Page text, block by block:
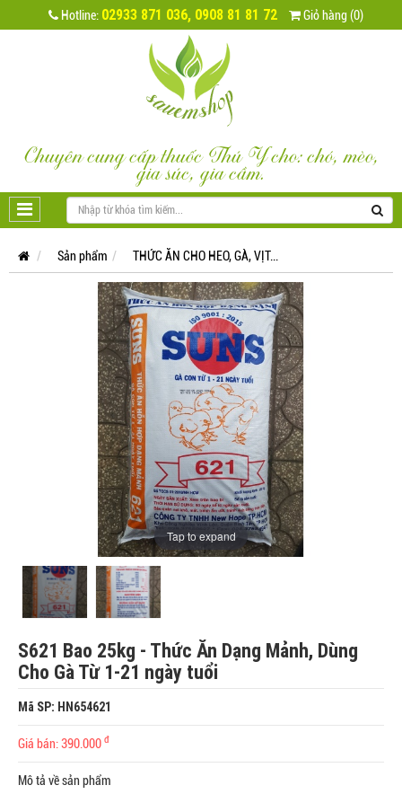
Hotline: 02933 871 036, 0908 81 81 72 Giỏ hàng (0)
Chuyên cung cấp thuốc Thú Y cho: chó, mèo,
gia súc, gia cầm.
Sản phẩm THỨC ĂN CHO HEO, GÀ, VỊT...
Tap to expand
S621 Bao 25kg - Thức Ăn Dạng Mảnh, Dùng
Cho Gà Từ 1-21 ngày tuổi
Mã SP: HN654621
Giá bán: 390.000 đ
Mô tả về sản phẩm